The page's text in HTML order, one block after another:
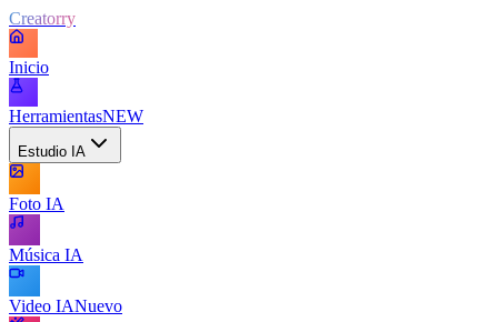
Creatorry
Inicio
HerramientasNEW
Estudio IA
Foto IA
Música IA
Video IANuevo